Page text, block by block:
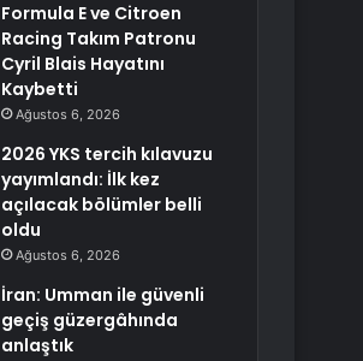
Formula E ve Citroen
Racing Takım Patronu
Cyril Blais Hayatını
Kaybetti
Ağustos 6, 2026
2026 YKS tercih kılavuzu
yayımlandı: İlk kez
açılacak bölümler belli
oldu
Ağustos 6, 2026
İran: Umman ile güvenli
geçiş güzergâhında
anlaştık